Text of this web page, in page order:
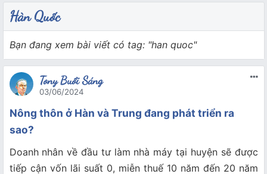
Hàn Quốc
Bạn đang xem bài viết có tag: "han quoc"
Tony Buổi Sáng
03/06/2024
Nông thôn ở Hàn và Trung đang phát triển ra
sao?
Doanh nhân về đầu tư làm nhà máy tại huyện sẽ được
tiếp cận vốn lãi suất 0, miễn thuế 10 năm đến 20 năm